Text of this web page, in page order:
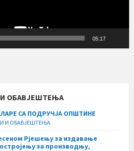
05:17
ОБАВЈЕШТЕЊА
СА ПОДРУЧЈА ОПШТИНЕ
И ОБАВЈЕШТЕЊА
Рјешењу за издавање
за производњу,